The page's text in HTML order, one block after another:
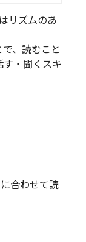
リズムのあ
、読むこと
す・聞くスキ
合わせて読